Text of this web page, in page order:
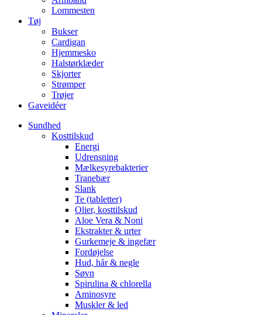
Lommesten
Tøj
Bukser
Cardigan
Hjemmesko
Halstørklæder
Skjorter
Strømper
Trøjer
Gaveidéer
Sundhed
Kosttilskud
Energi
Udrensning
Mælkesyrebakterier
Tranebær
Slank
Te (tabletter)
Olier, kosttilskud
Aloe Vera & Noni
Ekstrakter & urter
Gurkemeje & ingefær
Fordøjelse
Hud, hår & negle
Søvn
Spirulina & chlorella
Aminosyre
Muskler & led